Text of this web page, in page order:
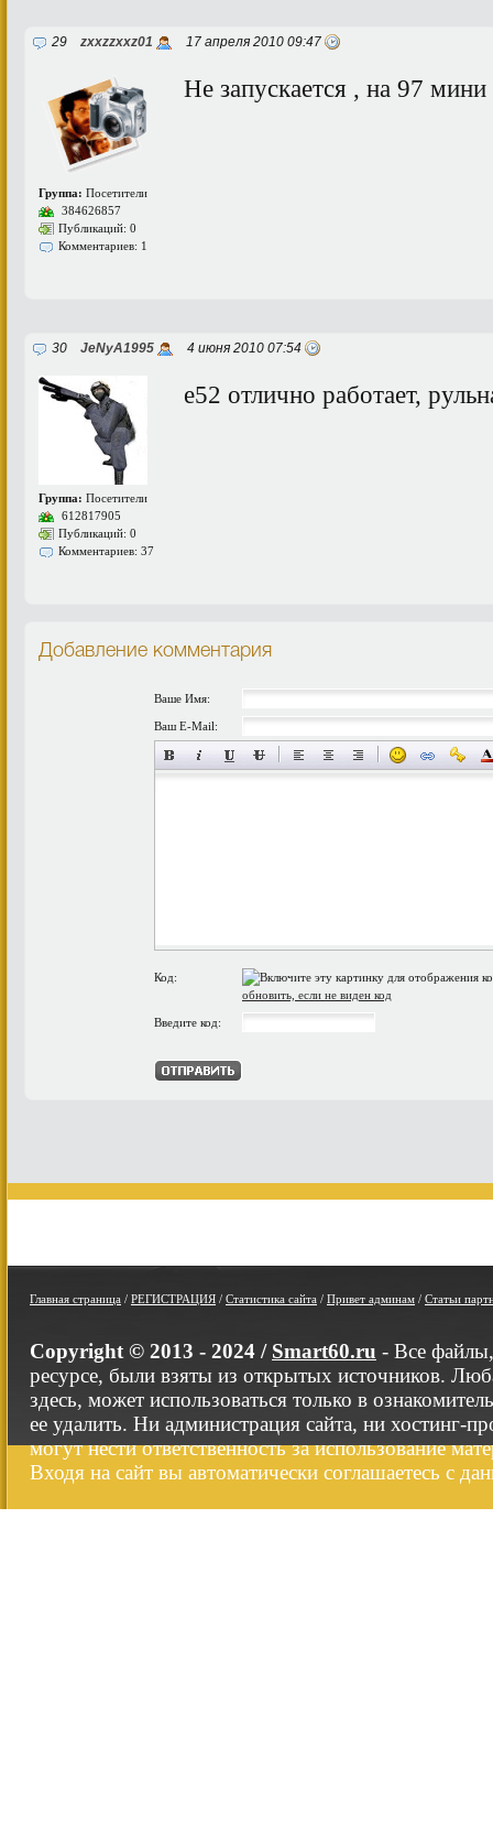
29 zxxzzxxz01 17 апреля 2010 09:47
Группа: Посетители
384626857
Публикаций: 0
Комментариев: 1
Не запускается , на 97 мини
30 JeNyA1995 4 июня 2010 07:54
Группа: Посетители
612817905
Публикаций: 0
Комментариев: 37
e52 отлично работает,
Добавление комментария
Ваше Имя:
Ваш E-Mail:
Код:
обновить, если не виден код
Введите код:
Главная страница / РЕГИСТРАЦИЯ / Статистика сайта / Привет админам / Статьи
Copyright © 2013 - 2024 / Smart60.ru - Все
ресурсе, были взяты из открытых источников.
здесь, может использоваться только в
ее удалить. Ни администрация сайта, ни хостинг-
могут нести ответственность за использование
Входя на сайт вы автоматически соглашаетесь с